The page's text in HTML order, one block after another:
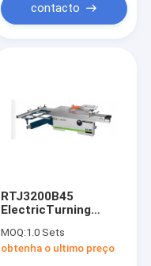
contacto
RTJ3200B45
ElectricTurning
Lifting Woodworking
Sliding Panel Saw
MOQ:1.0 Sets
obtenha o ultimo preço